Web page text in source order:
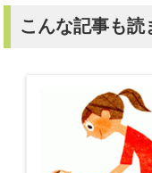
こんな記事も